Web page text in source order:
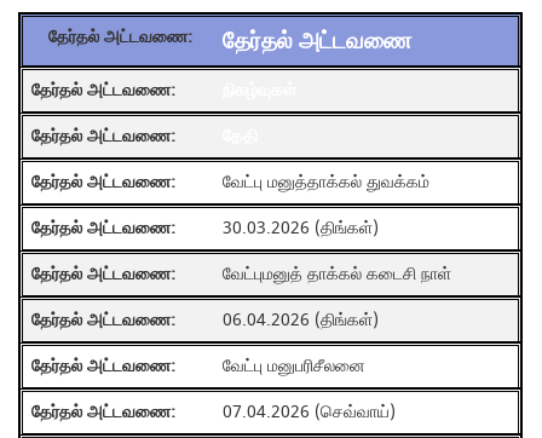
தேர்தல் அட்டவணை
வேட்பு மனுத்தாக்கல் துவக்கம்
30.03.2026 (திங்கள்)
வேட்புமனுத் தாக்கல் கடைசி நாள்
06.04.2026 (திங்கள்)
வேட்பு மனுபரிசீலனை
07.04.2026 (செவ்வாய்)